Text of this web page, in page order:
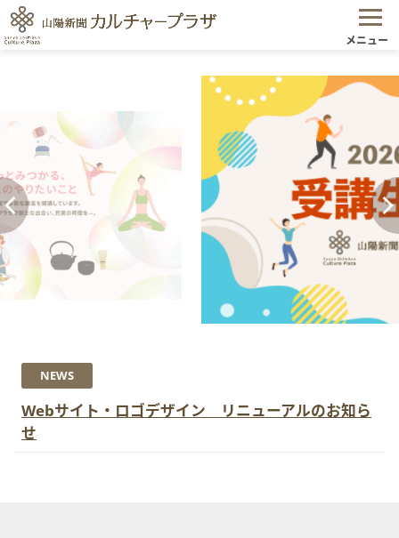
メニュー
NEWS
Webサイト・ロゴデザイン リニューアルのお知ら
せ